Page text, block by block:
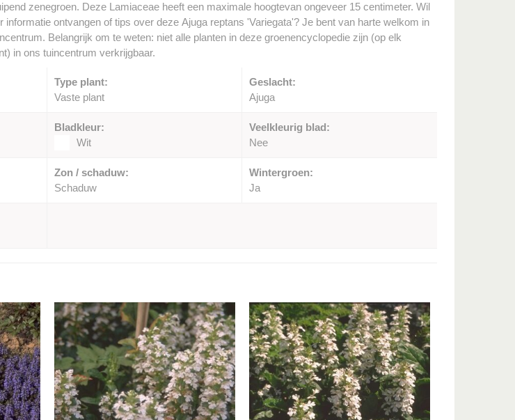
zenegroen. Deze Lamiaceae heeft een maximale hoogtevan ongeveer 15 centimeter. Wil
informatie ontvangen of tips over deze Ajuga reptans 'Variegata'? Je bent van harte welkom in
Belangrijk om te weten: niet alle planten in deze groenencyclopedie zijn (op elk
in ons tuincentrum verkrijgbaar.
Type plant:
Vaste plant
Geslacht:
Ajuga
Bladkleur:
Wit
Veelkleurig blad:
Nee
Zon / schaduw:
Schaduw
Wintergroen:
Ja